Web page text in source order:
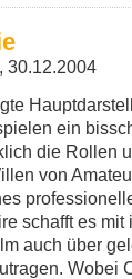
30.12.2004
ein
die Rollen
von
schafft es
auch über
Wobei